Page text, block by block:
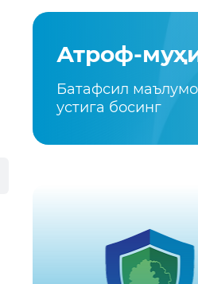
Атроф-
Батафсил
устига босинг